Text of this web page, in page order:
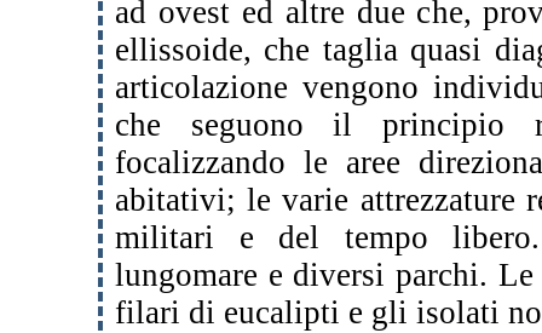
ad ovest ed altre due che,
ellissoide, che taglia quasi
articolazione vengono
che seguono il principio
focalizzando le aree
abitativi; le varie attrezzature
militari e del tempo
lungomare e diversi parchi.
filari di eucalipti e gli isolati